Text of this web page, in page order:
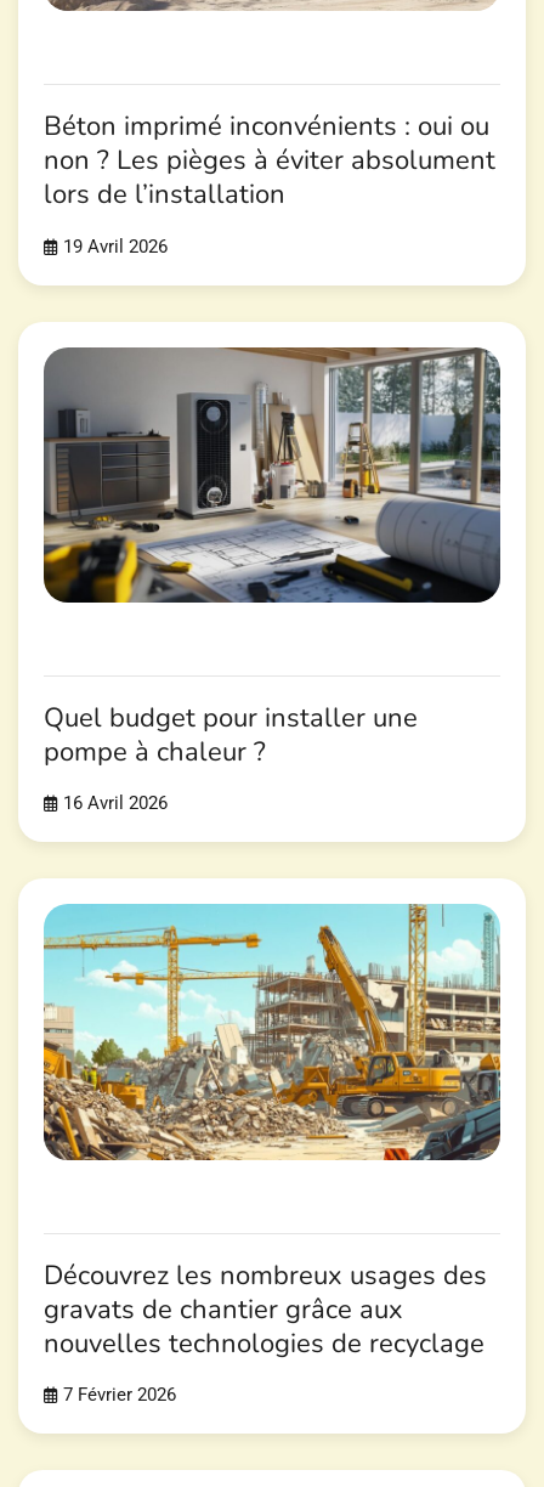
Béton imprimé inconvénients : oui ou
non ? Les pièges à éviter absolument
lors de l’installation
19 Avril 2026
Quel budget pour installer une
pompe à chaleur ?
16 Avril 2026
Découvrez les nombreux usages des
gravats de chantier grâce aux
nouvelles technologies de recyclage
7 Février 2026